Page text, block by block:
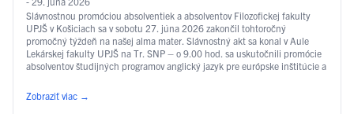
Slávnostnou promóciou absolventiek a absolventov Filozofickej fakulty
UPJŠ v Košiciach sa v sobotu 27. júna 2026 zakončil tohtoročný
promočný týždeň na našej alma mater. Slávnostný akt sa konal v Aule
Lekárskej fakulty UPJŠ na Tr. SNP – o 9.00 hod. sa uskutočnili promócie
absolventov študijných programov anglický jazyk pre európske inštitúcie a
Čítať ďalej
Zobraziť viac →